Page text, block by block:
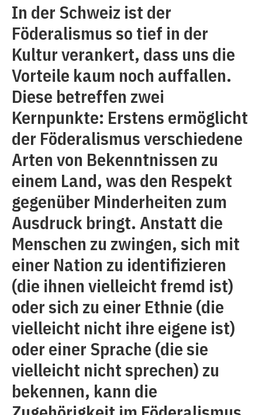
In der Schweiz ist der
Föderalismus so tief in der
Kultur verankert, dass uns die
Vorteile kaum noch auffallen.
Diese betreffen zwei
Kernpunkte: Erstens ermöglicht
der Föderalismus verschiedene
Arten von Bekenntnissen zu
einem Land, was den Respekt
gegenüber Minderheiten zum
Ausdruck bringt. Anstatt die
Menschen zu zwingen, sich mit
einer Nation zu identifizieren
(die ihnen vielleicht fremd ist)
oder sich zu einer Ethnie (die
vielleicht nicht ihre eigene ist)
oder einer Sprache (die sie
vielleicht nicht sprechen) zu
bekennen, kann die